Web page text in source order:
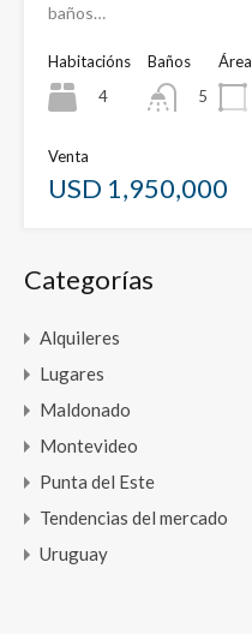
baños…
Habitacións
4
Baños
5
Área
Venta
USD 1,950,000
Categorías
Alquileres
Lugares
Maldonado
Montevideo
Punta del Este
Tendencias del mercado
Uruguay